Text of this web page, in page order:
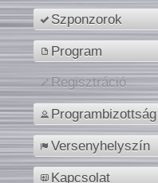
Szponzorok
Program
Regisztráció
Programbizottság
Versenyhelyszín
Kapcsolat